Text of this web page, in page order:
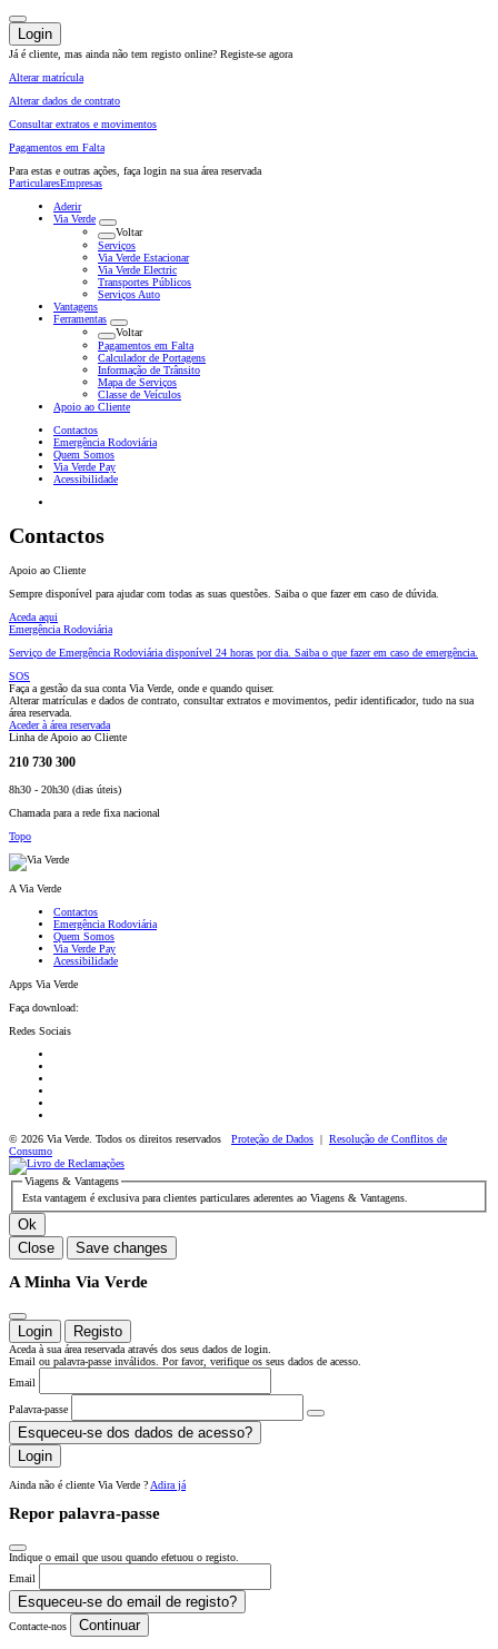
Login
Já é cliente, mas ainda não tem registo online? Registe-se agora
Alterar matrícula
Alterar dados de contrato
Consultar extratos e movimentos
Pagamentos em Falta
Para estas e outras ações, faça login na sua área reservada
ParticularesEmpresas
Aderir
Via Verde
Voltar
Serviços
Via Verde Estacionar
Via Verde Electric
Transportes Públicos
Serviços Auto
Vantagens
Ferramentas
Voltar
Pagamentos em Falta
Calculador de Portagens
Informação de Trânsito
Mapa de Serviços
Classe de Veículos
Apoio ao Cliente
Contactos
Emergência Rodoviária
Quem Somos
Via Verde Pay
Acessibilidade
Contactos
Apoio ao Cliente
Sempre disponível para ajudar com todas as suas questões. Saiba o que fazer em caso de dúvida.
Aceda aqui
Emergência Rodoviária
Serviço de Emergência Rodoviária disponível 24 horas por dia. Saiba o que fazer em caso de emergência.
SOS
Faça a gestão da sua conta Via Verde, onde e quando quiser.
Alterar matrículas e dados de contrato, consultar extratos e movimentos, pedir identificador, tudo na sua
área reservada.
Aceder à área reservada
Linha de Apoio ao Cliente
210 730 300
8h30 - 20h30 (dias úteis)
Chamada para a rede fixa nacional
Topo
A Via Verde
Contactos
Emergência Rodoviária
Quem Somos
Via Verde Pay
Acessibilidade
Apps Via Verde
Faça download:
Redes Sociais
© 2026 Via Verde. Todos os direitos reservados Proteção de Dados | Resolução de Conflitos de
Consumo
Viagens & Vantagens
Esta vantagem é exclusiva para clientes particulares aderentes ao Viagens & Vantagens.
Ok
Close
Save changes
A Minha Via Verde
Login Registo
Aceda à sua área reservada através dos seus dados de login.
Email ou palavra-passe inválidos. Por favor, verifique os seus dados de acesso.
Email
Palavra-passe
Esqueceu-se dos dados de acesso?
Login
Ainda não é cliente Via Verde ? Adira já
Repor palavra-passe
Indique o email que usou quando efetuou o registo.
Email
Esqueceu-se do email de registo?
Contacte-nos Continuar